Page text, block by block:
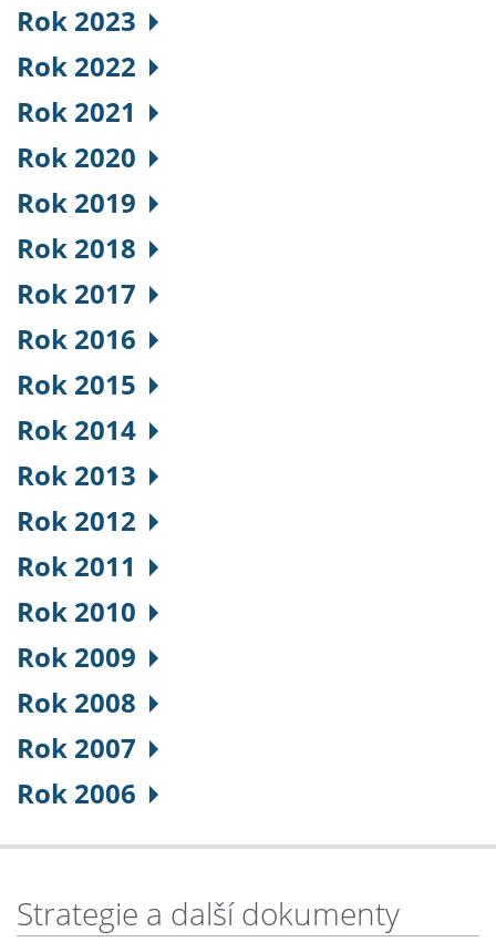
Rok 2023
Rok 2022
Rok 2021
Rok 2020
Rok 2019
Rok 2018
Rok 2017
Rok 2016
Rok 2015
Rok 2014
Rok 2013
Rok 2012
Rok 2011
Rok 2010
Rok 2009
Rok 2008
Rok 2007
Rok 2006
Strategie a další dokumenty